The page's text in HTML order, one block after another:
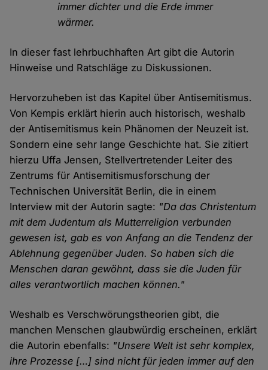
immer dichter und die Erde immer
wärmer.
In dieser fast lehrbuchhaften Art gibt die Autorin
Hinweise und Ratschläge zu Diskussionen.
Hervorzuheben ist das Kapitel über Antisemitismus.
Von Kempis erklärt hierin auch historisch, weshalb
der Antisemitismus kein Phänomen der Neuzeit ist.
Sondern eine sehr lange Geschichte hat. Sie zitiert
hierzu Uffa Jensen, Stellvertretender Leiter des
Zentrums für Antisemitismusforschung der
Technischen Universität Berlin, die in einem
Interview mit der Autorin sagte: "Da das Christentum
mit dem Judentum als Mutterreligion verbunden
gewesen ist, gab es von Anfang an die Tendenz der
Ablehnung gegenüber Juden. So haben sich die
Menschen daran gewöhnt, dass sie die Juden für
alles verantwortlich machen können."
Weshalb es Verschwörungstheorien gibt, die
manchen Menschen glaubwürdig erscheinen, erklärt
die Autorin ebenfalls: "Unsere Welt ist sehr komplex,
ihre Prozesse […] sind nicht für jeden immer auf den